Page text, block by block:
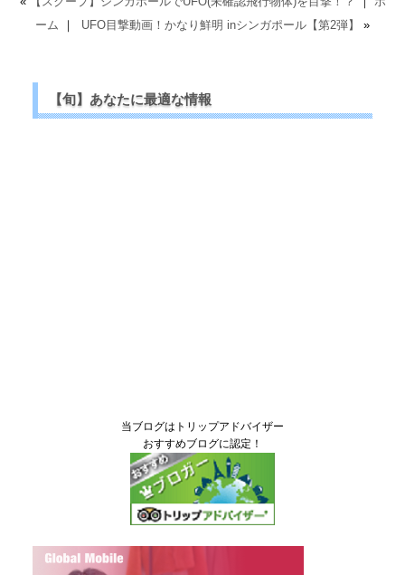
ーム ｜ UFO目撃動画！かなり鮮明 inシンガポール【第2弾】 »
【旬】あなたに最適な情報
当ブログはトリップアドバイザー
おすすめブログに認定！